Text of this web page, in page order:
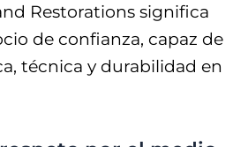
Restorations significa
de confianza, capaz de
técnica y durabilidad en